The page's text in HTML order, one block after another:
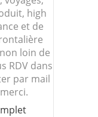
high
et de
loin de
RDV dans
par mail